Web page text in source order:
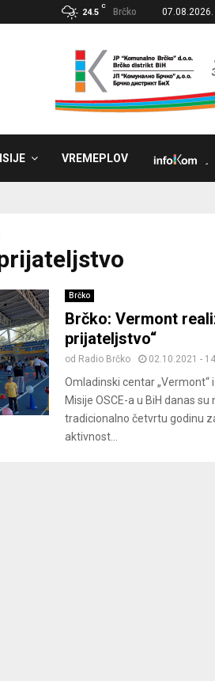
24.5
C
Brčko 07.08.2026.
VREMEPLOV
Brčko
Brčko: Vermont
prijateljstvo“
od Radio Brčko 02.10.2021 -
Omladinski centar „Vermont“
Misije OSCE-a u BiH danas
tradicionalno četvrtu godinu
aktivnost...